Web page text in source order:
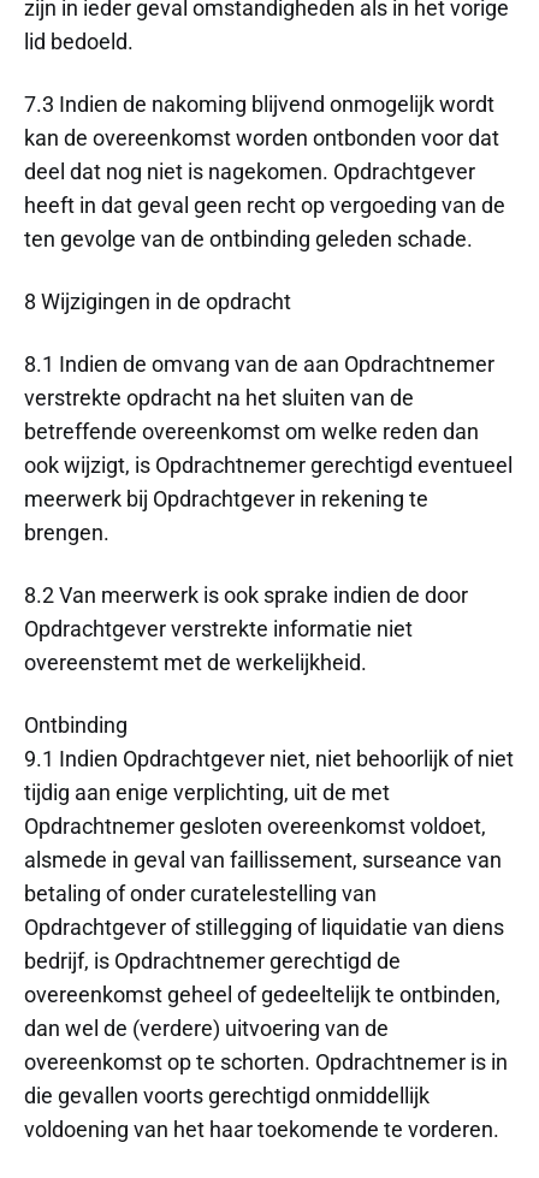
zijn in ieder geval omstandigheden als in het vorige
lid bedoeld.
7.3 Indien de nakoming blijvend onmogelijk wordt
kan de overeenkomst worden ontbonden voor dat
deel dat nog niet is nagekomen. Opdrachtgever
heeft in dat geval geen recht op vergoeding van de
ten gevolge van de ontbinding geleden schade.
8 Wijzigingen in de opdracht
8.1 Indien de omvang van de aan Opdrachtnemer
verstrekte opdracht na het sluiten van de
betreffende overeenkomst om welke reden dan
ook wijzigt, is Opdrachtnemer gerechtigd eventueel
meerwerk bij Opdrachtgever in rekening te
brengen.
8.2 Van meerwerk is ook sprake indien de door
Opdrachtgever verstrekte informatie niet
overeenstemt met de werkelijkheid.
Ontbinding
9.1 Indien Opdrachtgever niet, niet behoorlijk of niet
tijdig aan enige verplichting, uit de met
Opdrachtnemer gesloten overeenkomst voldoet,
alsmede in geval van faillissement, surseance van
betaling of onder curatelestelling van
Opdrachtgever of stillegging of liquidatie van diens
bedrijf, is Opdrachtnemer gerechtigd de
overeenkomst geheel of gedeeltelijk te ontbinden,
dan wel de (verdere) uitvoering van de
overeenkomst op te schorten. Opdrachtnemer is in
die gevallen voorts gerechtigd onmiddellijk
voldoening van het haar toekomende te vorderen.